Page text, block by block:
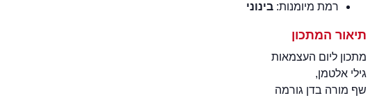
רמת מיומנות: בינוני
תיאור המתכון
מתכון ליום העצמאות
גילי אלטמן,
שף מורה בדן גורמה